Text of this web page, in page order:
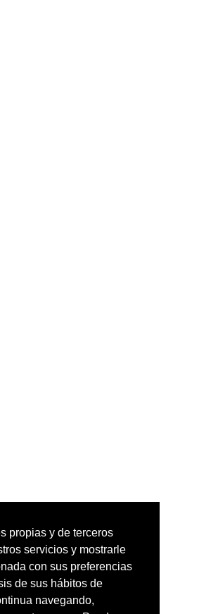
propias y de terceros
servicios y mostrarle
con sus preferencias
de sus hábitos de
navegando,